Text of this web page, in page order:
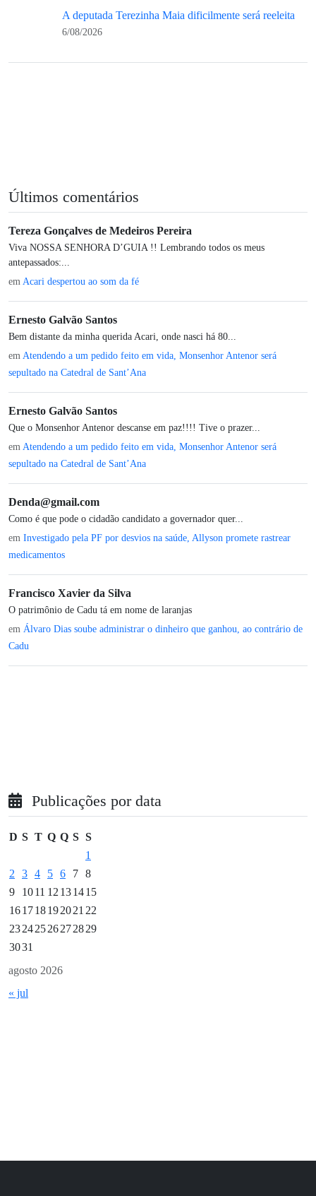
A deputada Terezinha Maia dificilmente será reeleita
6/08/2026
Últimos comentários
Tereza Gonçalves de Medeiros Pereira
Viva NOSSA SENHORA D’GUIA !! Lembrando todos os meus
antepassados:...
em Acari despertou ao som da fé
Ernesto Galvão Santos
Bem distante da minha querida Acari, onde nasci há 80...
em Atendendo a um pedido feito em vida, Monsenhor Antenor será
sepultado na Catedral de Sant’Ana
Ernesto Galvão Santos
Que o Monsenhor Antenor descanse em paz!!!! Tive o prazer...
em Atendendo a um pedido feito em vida, Monsenhor Antenor será
sepultado na Catedral de Sant’Ana
Denda@gmail.com
Como é que pode o cidadão candidato a governador quer...
em Investigado pela PF por desvios na saúde, Allyson promete rastrear
medicamentos
Francisco Xavier da Silva
O patrimônio de Cadu tá em nome de laranjas
em Álvaro Dias soube administrar o dinheiro que ganhou, ao contrário de
Cadu
Publicações por data
agosto 2026
D S T Q Q S S
1
2
3 4 5 6 7 8
9
1011 12 131415
161718192021 22
23242526272829
3031
« jul